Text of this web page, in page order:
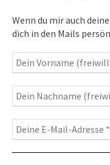
Wenn du mir auch
dich in den Mails
Inspirationen
–
Heilung, Texte &
Fotografie– Fotoblog,